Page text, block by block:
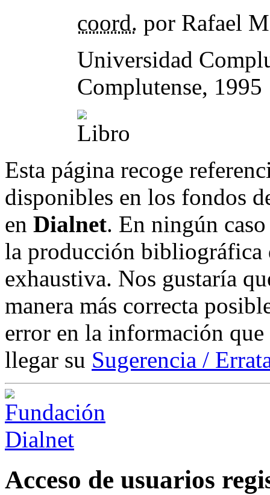
coord. por Rafael
Universidad
Complutense, 1995
Esta página recoge
disponibles en los fondos
en Dialnet. En ningún
la producción bibliográfica
exhaustiva. Nos gustaría
manera más correcta
error en la información
llegar su Sugerencia /
Acceso de usuarios